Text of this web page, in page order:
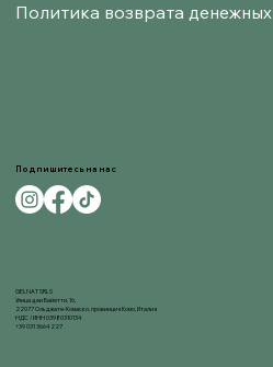
Политика возврата
Подпишитесь на нас
GELNAT SRLS
Улица деи Байетти, 16,
22077 Ольджате-Комаско, провинция Комо, Италия
НДС / ИНН 03980310134
+39 031 3664227